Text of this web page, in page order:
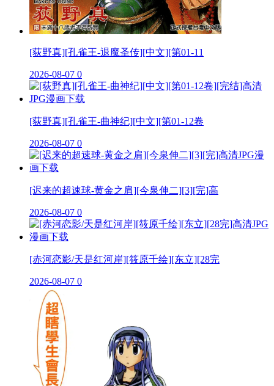
[荻野真][孔雀王-退魔圣传][中文][第01-11
2026-08-07 0
[荻野真][孔雀王-曲神纪][中文][第01-12卷
2026-08-07 0
[迟来的超速球-黄金之肩][今泉伸二][3][完]高
2026-08-07 0
[赤河恋影/天是红河岸][筱原千绘][东立][28完
2026-08-07 0